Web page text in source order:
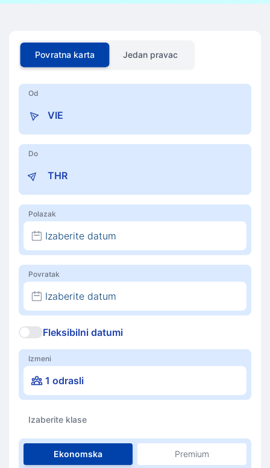
Povratna karta Jedan pravac
Od
Do
Polazak
Izaberite datum
Povratak
Izaberite datum
Fleksibilni datumi
Izmeni
1 odrasli
Izaberite klase
Ekonomska Premium